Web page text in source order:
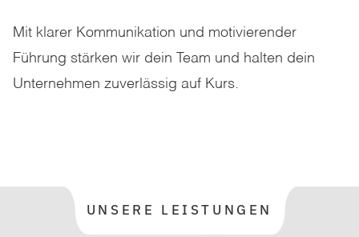
Mit klarer Kommunikation und motivierender
Führung stärken wir dein Team und halten dein
Unternehmen zuverlässig auf Kurs.
UNSERE LEISTUNGEN